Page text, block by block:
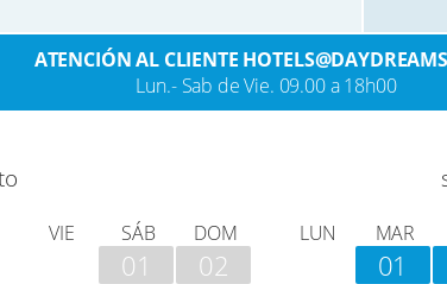
ATENCIÓN AL CLIENTE
Lun.- Sab de Vie. 09.00 a 18h00
VIE SÁB DOM
01
02
LUN MAR
01